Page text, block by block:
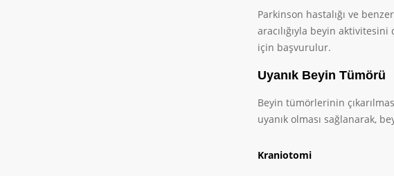
Parkinson hastalığı ve
aracılığıyla beyin
için başvurulur.
Uyanık Beyin Tümörü
Beyin tümörlerinin
uyanık olması sağlanarak,
Kraniotomi